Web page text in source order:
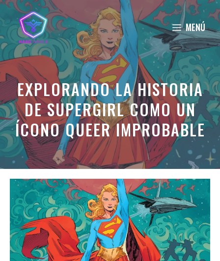
Saltar
al
contenido
MENÚ
EXPLORANDO LA HISTORIA
DE SUPERGIRL COMO UN
ÍCONO QUEER IMPROBABLE